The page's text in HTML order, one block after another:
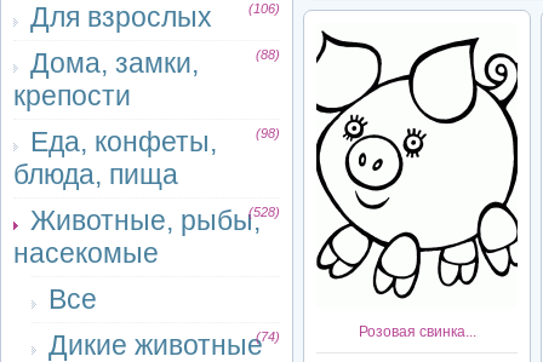
Для взрослых (106)
Дома, замки,
крепости
(88)
Еда, конфеты,
блюда, пища
(98)
Животные, рыбы,
насекомые
(528)
Все
Дикие животные(74) Розовая свинка...